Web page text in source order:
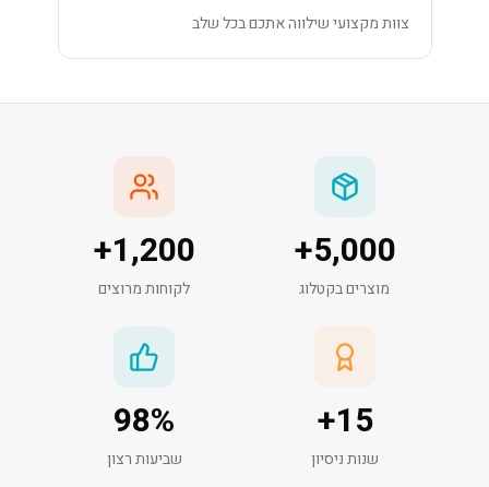
צוות מקצועי שילווה אתכם בכל שלב
5,000
+
מוצרים בקטלוג
1,200
+
לקוחות מרוצים
15
+
שנות ניסיון
98%
שביעות רצון